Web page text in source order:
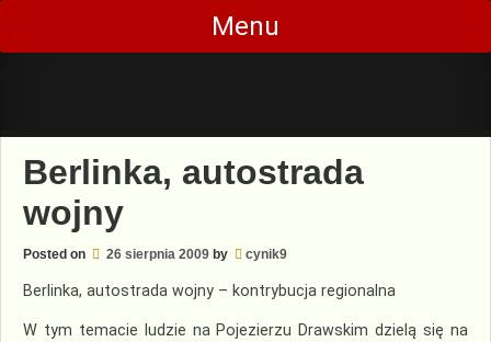
Skip
content
Menu
Berlinka, autostrada
wojny
Posted on 26 sierpnia 2009 by cynik9
Berlinka, autostrada wojny – kontrybucja regionalna
W tym temacie ludzie na Pojezierzu Drawskim dzielą się na